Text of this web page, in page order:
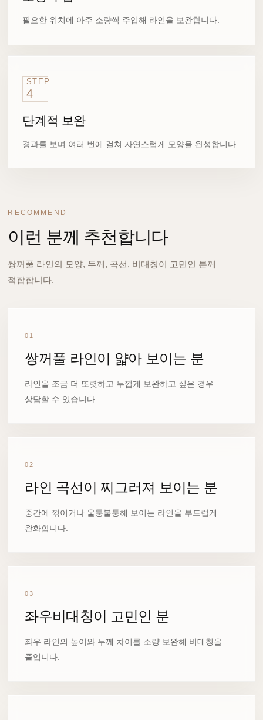
필요한 위치에 아주 소량씩 주입해 라인을 보완합니다.
STEP
4
단계적 보완
경과를 보며 여러 번에 걸쳐 자연스럽게 모양을 완성합니다.
RECOMMEND
이런 분께 추천합니다
쌍꺼풀 라인의 모양, 두께, 곡선, 비대칭이 고민인 분께
적합합니다.
01
쌍꺼풀 라인이 얇아 보이는 분
라인을 조금 더 또렷하고 두껍게 보완하고 싶은 경우
상담할 수 있습니다.
02
라인 곡선이 찌그러져 보이는 분
중간에 꺾이거나 울퉁불퉁해 보이는 라인을 부드럽게
완화합니다.
03
좌우비대칭이 고민인 분
좌우 라인의 높이와 두께 차이를 소량 보완해 비대칭을
줄입니다.